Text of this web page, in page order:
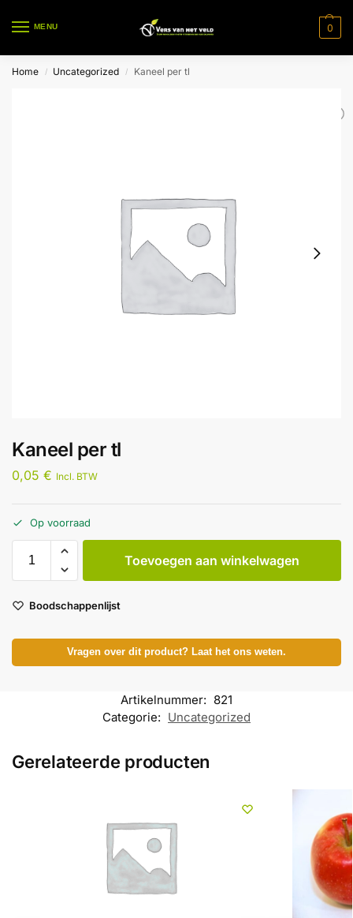
MENU 0
Home / Uncategorized / Kaneel per tl
Kaneel per tl
0,05 € Incl. BTW
Op voorraad
Toevoegen aan winkelwagen
Boodschappenlijst
Vragen over dit product? Laat het ons weten.
Artikelnummer: 821
Categorie: Uncategorized
Gerelateerde producten